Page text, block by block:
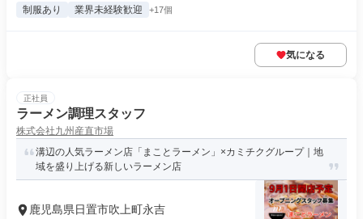
制服あり 業界未経験歓迎 +17個
気になる
正社員
ラーメン調理スタッフ
株式会社九州産直市場
溝辺の人気ラーメン店「まことラーメン」×カミチクグループ｜地
域を盛り上げる新しいラーメン店
鹿児島県日置市吹上町永吉